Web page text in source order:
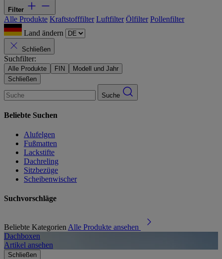
Filter
Alle Produkte Kraftstofffilter Luftfilter Ölfilter Pollenfilter
Land ändern
Schließen
Suchfilter:
Alle Produkte FIN
Modell und Jahr
Schließen
Suche
Beliebte Suchen
Alufelgen
Fußmatten
Lackstifte
Dachreling
Sitzbezüge
Scheibenwischer
Suchvorschläge
Beliebte Kategorien Alle Produkte ansehen
Dachboxen
Artikel ansehen
Schließen